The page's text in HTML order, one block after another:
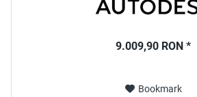
9.009,90 RON *
Bookmark